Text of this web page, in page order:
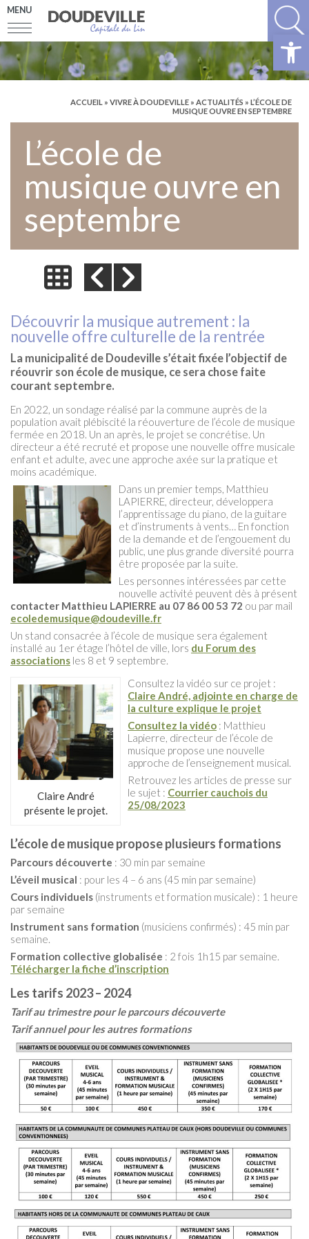
MENU
ACCUEIL » VIVRE À DOUDEVILLE » ACTUALITÉS » L’ÉCOLE DE
MUSIQUE OUVRE EN SEPTEMBRE
L’école de
musique ouvre en
septembre
Découvrir la musique autrement : la
nouvelle offre culturelle de la rentrée
La municipalité de Doudeville s’était fixée l’objectif de
réouvrir son école de musique, ce sera chose faite
courant septembre.
En 2022, un sondage réalisé par la commune auprès de la
population avait plébiscité la réouverture de l’école de musique
fermée en 2018. Un an après, le projet se concrétise. Un
directeur a été recruté et propose une nouvelle offre musicale
enfant et adulte, avec une approche axée sur la pratique et
moins académique.
Dans un premier temps, Matthieu
LAPIERRE, directeur, développera
l’apprentissage du piano, de la guitare
et d’instruments à vents… En fonction
de la demande et de l’engouement du
public, une plus grande diversité pourra
être proposée par la suite.
Les personnes intéressées par cette
nouvelle activité peuvent dès à présent
contacter Matthieu LAPIERRE au 07 86 00 53 72 ou par mail
ecoledemusique@doudeville.fr
Un stand consacrée à l’école de musique sera également
installé au 1er étage l’hôtel de ville, lors du Forum des
associations les 8 et 9 septembre.
Claire André
présente le projet.
Consultez la vidéo sur ce projet :
Claire André, adjointe en charge de
la culture explique le projet
Consultez la vidéo : Matthieu
Lapierre, directeur de l’école de
musique propose une nouvelle
approche de l’enseignement musical.
Retrouvez les articles de presse sur
le sujet : Courrier cauchois du
25/08/2023
L’école de musique propose plusieurs formations
Parcours découverte : 30 min par semaine
L’éveil musical : pour les 4 – 6 ans (45 min par semaine)
Cours individuels (instruments et formation musicale) : 1 heure
par semaine
Instrument sans formation (musiciens confirmés) : 45 min par
semaine.
Formation collective globalisée : 2 fois 1h15 par semaine.
Télécharger la fiche d’inscription
Les tarifs 2023 – 2024
Tarif au trimestre pour le parcours découverte
Tarif annuel pour les autres formations